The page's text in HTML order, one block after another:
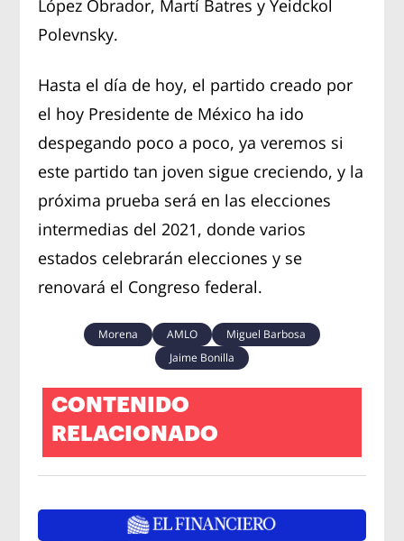
López Obrador, Martí Batres y Yeidckol
Polevnsky.
Hasta el día de hoy, el partido creado por
el hoy Presidente de México ha ido
despegando poco a poco, ya veremos si
este partido tan joven sigue creciendo, y la
próxima prueba será en las elecciones
intermedias del 2021, donde varios
estados celebrarán elecciones y se
renovará el Congreso federal.
Morena AMLO
Miguel Barbosa
Jaime Bonilla
CONTENIDO
RELACIONADO